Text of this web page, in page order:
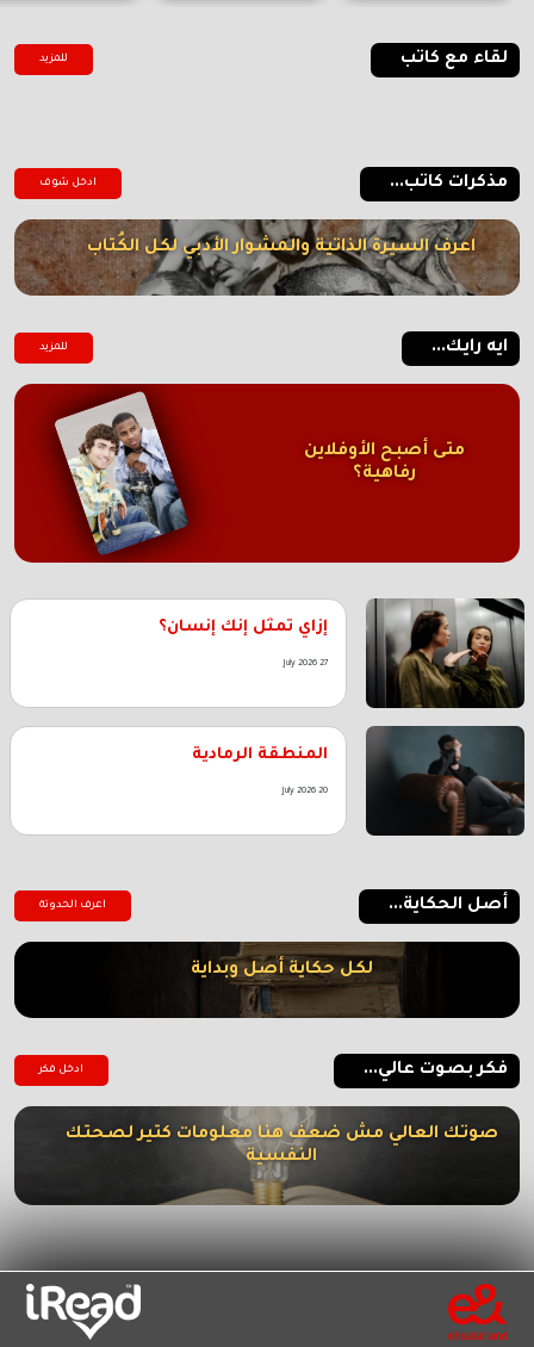
لقاء مع كاتب للمزيد
مذكرات كاتب... ادخل شوف
اعرف السيرة الذاتية والمشوار الأدبي لكل الكُتاب
ايه رايك... للمزيد
متى أصبح الأوفلاين
رفاهية؟
إزاي تمثل إنك إنسان؟
27 July 2026
المنطقة الرمادية
20 July 2026
أصل الحكاية... اعرف الحدوتة
لكل حكاية أصل وبداية
فكر بصوت عالي... ادخل فكر
صوتك العالي مش ضعف هنا معلومات كتير لصحتك
النفسية